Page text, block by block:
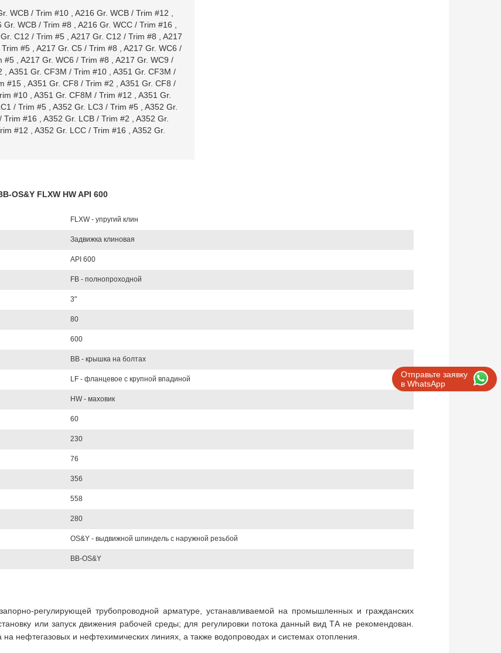
Отправьте заявку
в WhatsApp
WCB / Trim #10, A216 Gr. WCB / Trim #12
Gr. WCB / Trim #8 A216 Gr. WCC / Trim #16
C12 / Trim #5, A217 Gr. C12 / Trim #8
A217
#5, A217 Gr. C5 / Trim #8
A217 Gr. WC6 /
#5, A217 Gr. WC6 / Trim #8
A217 Gr. WC9 /
A351 Gr. CF3M / Trim #10, A351 Gr. CF3M /
#15, A351 Gr. CF8 / Trim #2
A351 Gr. CF8 /
#10, A351 Gr. CF8M / Trim #12
A351 Gr.
/ Trim #5, A352 Gr. LC3 / Trim #5, A352 Gr.
Trim #16 A352 Gr. LCB / Trim #2
A352 Gr.
#12 A352 Gr. LCC / Trim #16
A352 Gr.
OS&Y FLXW HW API 600
FLXW - упругий клин
Задвижка клиновая
API 600
FB - полнопроходной
3"
80
600
BB - крышка на болтах
LF - фланцевое с крупной впадиной
HW - маховик
60
230
76
356
558
280
OS&Y - выдвижной шпиндель с наружной резьбой
BB-OS&Y
регулирующей трубопроводной арматуре, устанавливаемой на промышленных и гражданских
или запуск движения рабочей среды; для регулировки потока данный вид ТА не рекомендован.
нефтегазовых и нефтехимических линиях, а также водопроводах и системах отопления.